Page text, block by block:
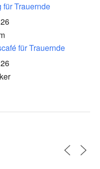
Trauernde
für Trauernde